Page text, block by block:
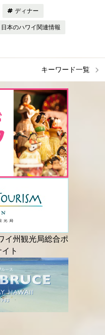
ディナー
日本のハワイ関連情報
キーワード一覧